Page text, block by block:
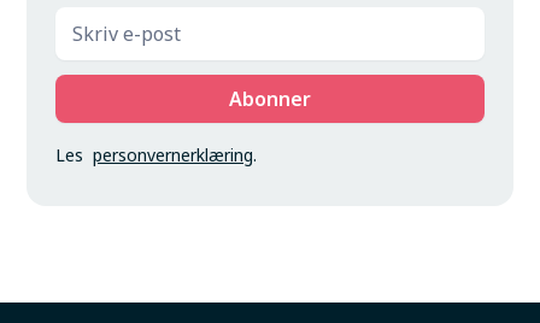
Lespersonvernerklæring.